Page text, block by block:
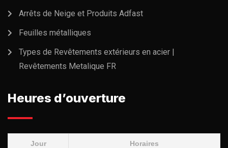
Arrêts de Neige et Produits Adfast
Feuilles métalliques
Types de Revêtements extérieurs en acier |
Revêtements Metalique FR
Heures d’ouverture
Jour Horaires